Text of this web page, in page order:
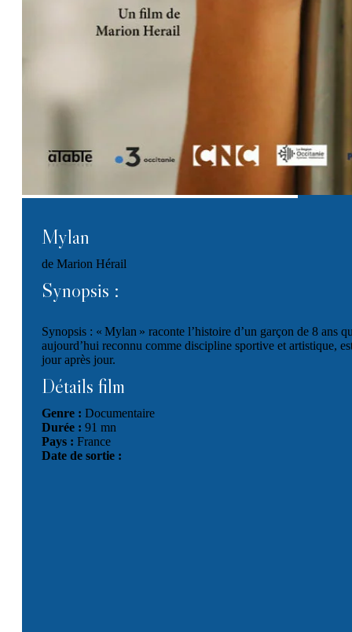
Mylan
de Marion Hérail
Synopsis :
Synopsis : « Mylan » raconte l’histoire d’un garçon de 8 ans
aujourd’hui reconnu comme discipline sportive et artistique,
jour après jour.
Détails film
Genre : Documentaire
Durée : 91 mn
Pays : France
Date de sortie :